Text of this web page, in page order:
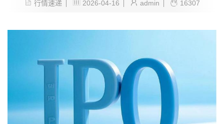
行情速递 2026-04-16 admin 16307